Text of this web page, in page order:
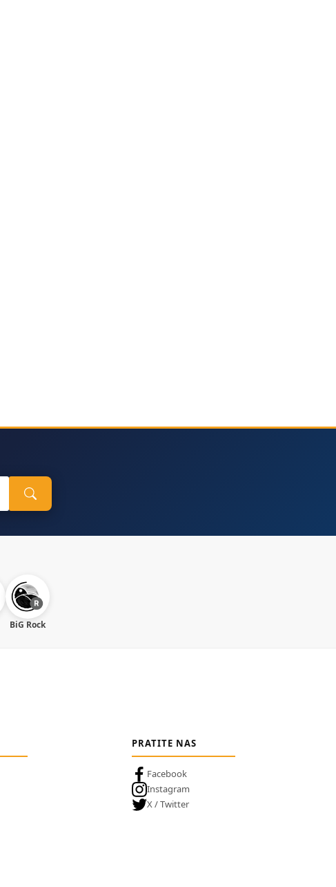
BiG Rock
PRATITE NAS
Facebook
Instagram
X / Twitter